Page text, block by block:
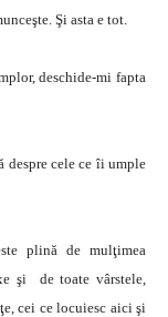
Şi asta e tot.
deschide-mi fapta
cele ce îi umple
plină de mulţimea
şi de toate vârstele,
cei ce locuiesc aici şi